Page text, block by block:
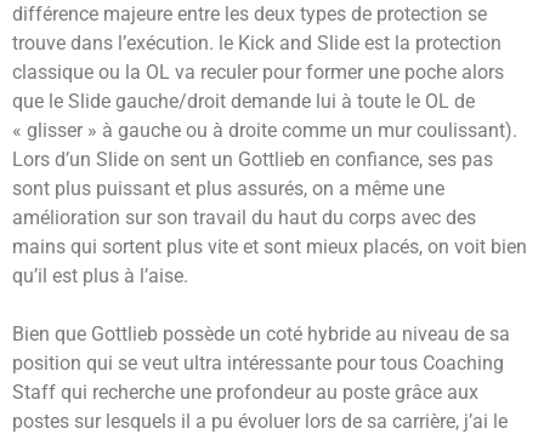
différence majeure entre les deux types de protection se
trouve dans l’exécution. le Kick and Slide est la protection
classique ou la OL va reculer pour former une poche alors
que le Slide gauche/droit demande lui à toute le OL de
« glisser » à gauche ou à droite comme un mur coulissant).
Lors d’un Slide on sent un Gottlieb en confiance, ses pas
sont plus puissant et plus assurés, on a même une
amélioration sur son travail du haut du corps avec des
mains qui sortent plus vite et sont mieux placés, on voit bien
qu’il est plus à l’aise.
Bien que Gottlieb possède un coté hybride au niveau de sa
position qui se veut ultra intéressante pour tous Coaching
Staff qui recherche une profondeur au poste grâce aux
postes sur lesquels il a pu évoluer lors de sa carrière, j’ai le